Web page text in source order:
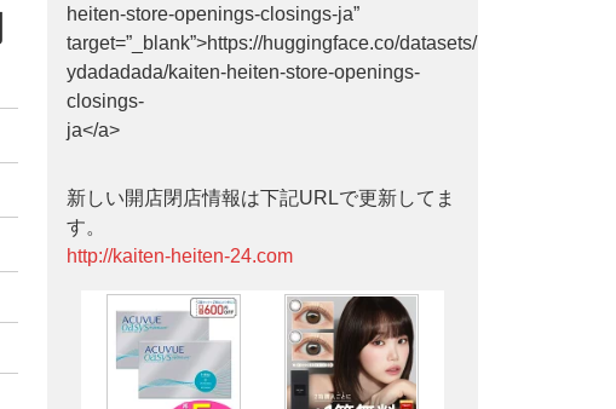
heiten-store-openings-closings-ja”
target=”_blank”>https://huggingface.co/datasets/
ydadadada/kaiten-heiten-store-openings-
closings-
ja</a>
新しい開店閉店情報は下記URLで更新してま
す。
http://kaiten-heiten-24.com